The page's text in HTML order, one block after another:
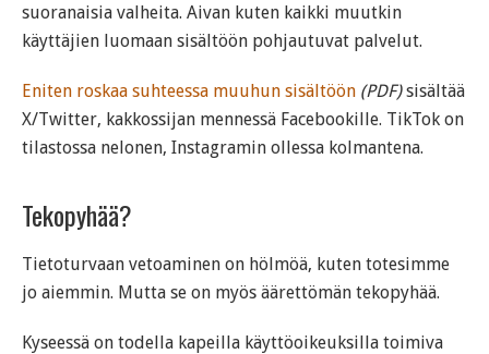
suoranaisia valheita. Aivan kuten kaikki muutkin
käyttäjien luomaan sisältöön pohjautuvat palvelut.
Eniten roskaa suhteessa muuhun sisältöön (PDF)sisältää
X/Twitter, kakkossijan mennessä Facebookille. TikTok on
tilastossa nelonen, Instagramin ollessa kolmantena.
Tekopyhää?
Tietoturvaan vetoaminen on hölmöä, kuten totesimme
jo aiemmin. Mutta se on myös äärettömän tekopyhää.
Kyseessä on todella kapeilla käyttöoikeuksilla toimiva